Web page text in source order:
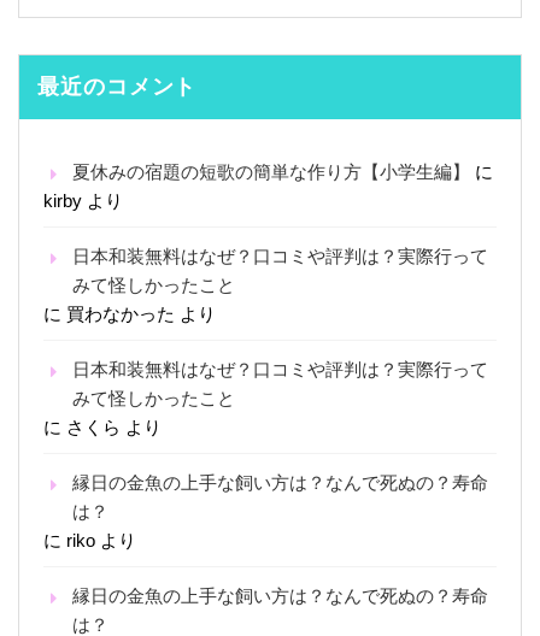
最近のコメント
夏休みの宿題の短歌の簡単な作り方【小学生編】
に
kirby より
日本和装無料はなぜ？口コミや評判は？実際行って
みて怪しかったこと
に 買わなかった より
日本和装無料はなぜ？口コミや評判は？実際行って
みて怪しかったこと
に さくら より
縁日の金魚の上手な飼い方は？なんで死ぬの？寿命
は？
に riko より
縁日の金魚の上手な飼い方は？なんで死ぬの？寿命
は？